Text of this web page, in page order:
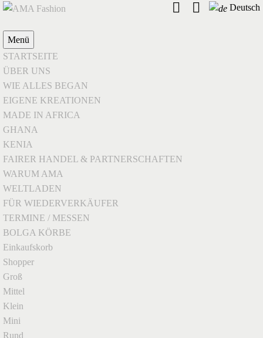
Deutsch
Menü
STARTSEITE
ÜBER UNS
WIE ALLES BEGAN
EIGENE KREATIONEN
MADE IN AFRICA
GHANA
KENIA
FAIRER HANDEL & PARTNERSCHAFTEN
WARUM AMA
WELTLADEN
FÜR WIEDERVERKÄUFER
TERMINE / MESSEN
BOLGA KÖRBE
Einkaufskorb
Shopper
Groß
Mittel
Klein
Mini
Rund